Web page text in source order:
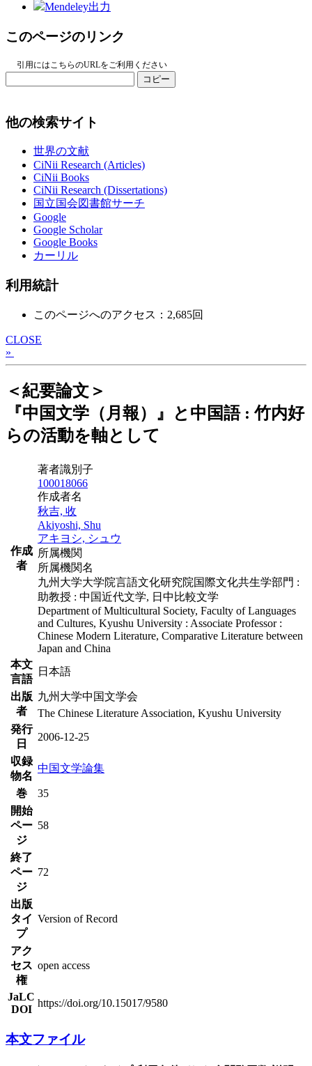
Mendeley出力
このページのリンク
引用にはこちらのURLをご利用ください
コピー
他の検索サイト
世界の文献
CiNii Research (Articles)
CiNii Books
CiNii Research (Dissertations)
国立国会図書館サーチ
Google
Google Scholar
Google Books
カーリル
利用統計
このページへのアクセス：2,685回
CLOSE
»
＜紀要論文＞
『中国文学（月報）』と中国語 : 竹内好
らの活動を軸として
作成
者
著者識別子
100018066
作成者名
秋吉, 收
Akiyoshi, Shu
アキヨシ, シュウ
所属機関
所属機関名
九州大学大学院言語文化研究院国際文化共生学部門 :
助教授 : 中国近代文学, 日中比較文学
Department of Multicultural Society, Faculty of Languages
and Cultures, Kyushu University : Associate Professor :
Chinese Modern Literature, Comparative Literature between
Japan and China
本文
言語
日本語
出版
者
九州大学中国文学会
The Chinese Literature Association, Kyushu University
発行
日
2006-12-25
収録
物名
中国文学論集
巻
35
開始
ペー
ジ
58
終了
ペー
ジ
72
出版
タイ
プ
Version of Record
アク
セス
権
open access
JaLC
DOI
https://doi.org/10.15017/9580
本文ファイル